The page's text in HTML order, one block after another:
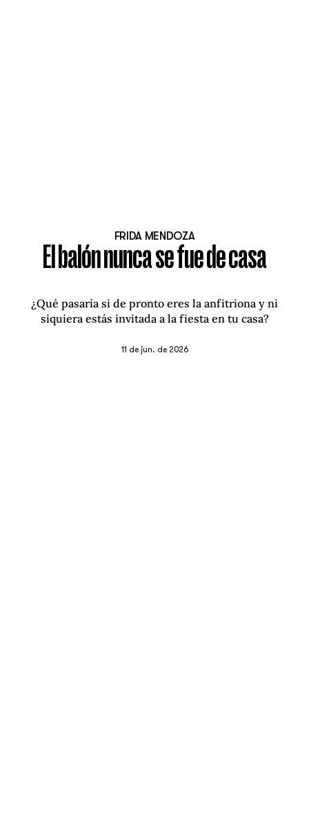
FRIDA MENDOZA
El balón nunca se fue de casa
¿Qué pasaría si de pronto eres la anfitriona y ni
siquiera estás invitada a la fiesta en tu casa?
11 de jun. de 2026